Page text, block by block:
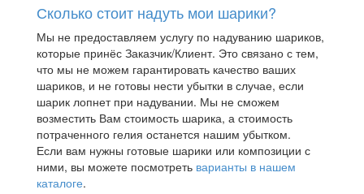
Сколько стоит надуть мои шарики?
Мы не предоставляем услугу по надуванию шариков,
которые принёс Заказчик/Клиент. Это связано с тем,
что мы не можем гарантировать качество ваших
шариков, и не готовы нести убытки в случае, если
шарик лопнет при надувании. Мы не сможем
возместить Вам стоимость шарика, а стоимость
потраченного гелия останется нашим убытком.
Если вам нужны готовые шарики или композиции с
ними, вы можете посмотреть варианты в нашем
каталоге.